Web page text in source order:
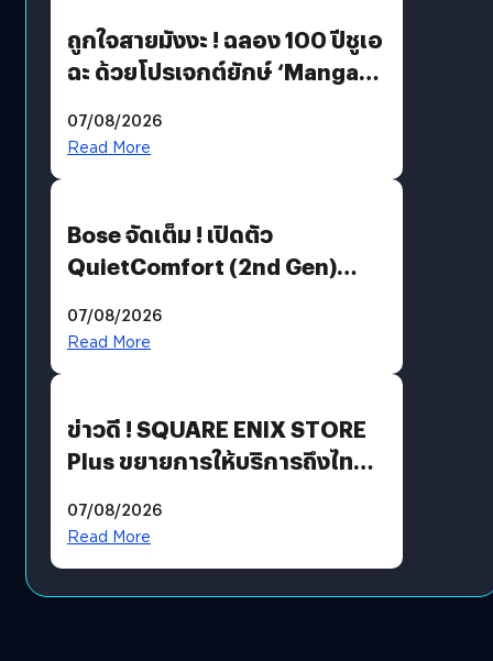
ถูกใจสายมังงะ ! ฉลอง 100 ปีชูเอ
ฉะ ด้วยโปรเจกต์ยักษ์ ‘Manga
มีภาษาไทยด้วย
07/08/2026
Read More
Bose จัดเต็ม ! เปิดตัว
QuietComfort (2nd Gen)
07/08/2026
Read More
ข่าวดี ! SQUARE ENIX STORE
Plus ขยายการให้บริการถึงไทย
โดยตรง
07/08/2026
Read More